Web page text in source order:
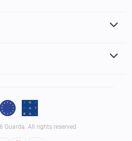
Guarda. All rights reserved